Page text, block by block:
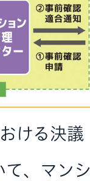
ける決議
、マン